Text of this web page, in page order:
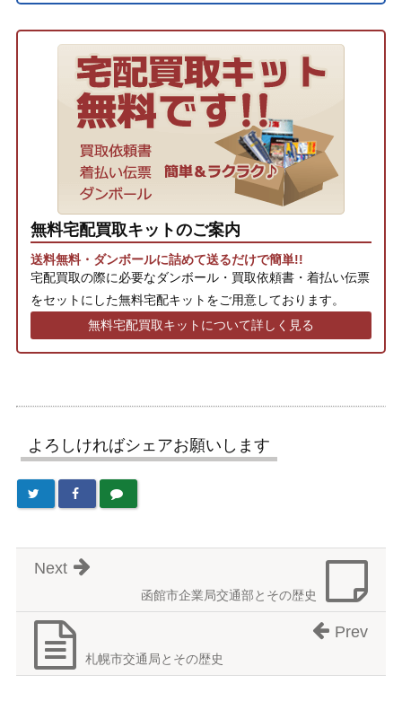
無料宅配買取キットのご案内
送料無料・ダンボールに詰めて送るだけで簡単!!
宅配買取の際に必要なダンボール・買取依頼書・着払い伝票
をセットにした無料宅配キットをご用意しております。
無料宅配買取キットについて詳しく見る
よろしければシェアお願いします
函館市企業局交通部とその歴史
Next
札幌市交通局とその歴史
Prev